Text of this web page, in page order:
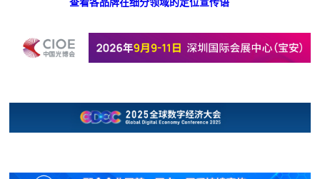
查看各品牌在细分领域的定位宣传语